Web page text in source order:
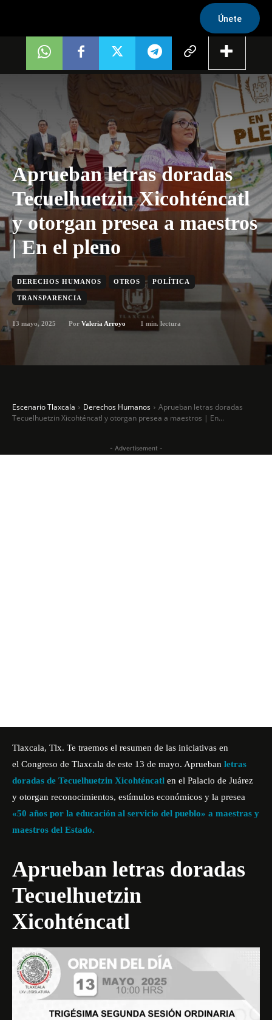
Únete
Aprueban letras doradas
Tecuelhuetzin Xicohténcatl
y otorgan presea a maestros
| En el pleno
DERECHOS HUMANOS OTROS POLÍTICA
TRANSPARENCIA
13 mayo, 2025 Por Valeria Arroyo 1 min. lectura
Escenario Tlaxcala Derechos Humanos
Aprueban letras doradas
Tecuelhuetzin Xicohténcatl y otorgan presea a maestros | En...
- Advertisement -
Tlaxcala, Tlx. Te traemos el resumen de las iniciativas en
el Congreso de Tlaxcala de este 13 de mayo. Aprueban letras
doradas de Tecuelhuetzin Xicohténcatl en el Palacio de Juárez
y otorgan reconocimientos, estímulos económicos y la presea
«50 años por la educación al servicio del pueblo» a maestras y
maestros del Estado.
Aprueban letras doradas
Tecuelhuetzin
Xicohténcatl